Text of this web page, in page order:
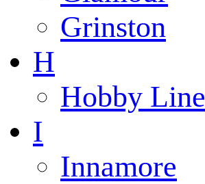
Grinston
H
Hobby Line
I
Innamore